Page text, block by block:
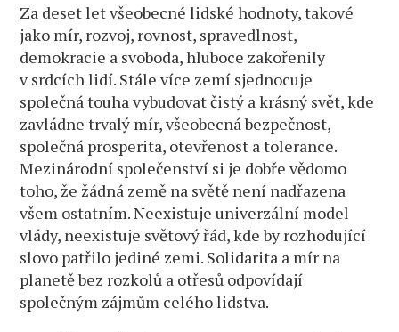
Za deset let všeobecné lidské hodnoty, takové
jako mír, rozvoj, rovnost, spravedlnost,
demokracie a svoboda, hluboce zakořenily
v srdcích lidí. Stále více zemí sjednocuje
společná touha vybudovat čistý a krásný svět, kde
zavládne trvalý mír, všeobecná bezpečnost,
společná prosperita, otevřenost a tolerance.
Mezinárodní společenství si je dobře vědomo
toho, že žádná země na světě není nadřazena
všem ostatním. Neexistuje univerzální model
vlády, neexistuje světový řád, kde by rozhodující
slovo patřilo jediné zemi. Solidarita a mír na
planetě bez rozkolů a otřesů odpovídají
společným zájmům celého lidstva.